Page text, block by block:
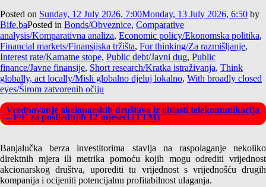
Posted on Sunday, 12 July 2026, 7:00Monday, 13 July 2026, 6:50 by
Bife.baPosted in Bonds/Obveznice, Comparative
analysis/Komparativna analiza, Economic policy/Ekonomska politika,
Financial markets/Finansijska tržišta, For thinking/Za razmišljanje,
Interest rate/Kamatne stope, Public debt/Javni dug, Public
finance/Javne finansije, Short research/Kratka istraživanja, Think
globally, act locally/Misli globalno djeluj lokalno, With broadly closed
eyes/Širom zatvorenih očiju
Vrednovanje akcionarskih društava iz oblasti telekomunikacija
– P/E za posljednjih 12 mjeseci (TTM)
Banjalučka berza investitorima stavlja na raspolaganje nekoliko
direktnih mjera ili metrika pomoću kojih mogu odrediti vrijednost
akcionarskog društva, uporediti tu vrijednost s vrijednošću drugih
kompanija i ocijeniti potencijalnu profitabilnost ulaganja.